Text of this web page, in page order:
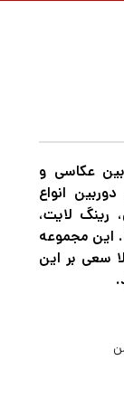
عکاسی و
انواع
رینگ لایت،
این مجموعه
سعی بر این